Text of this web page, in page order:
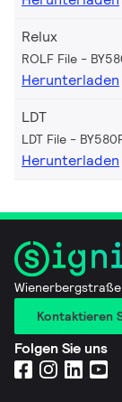
Relux
ROLF File -
Herunterladen
LDT
LDT File -
Herunterladen
Kontaktieren
Folgen Sie uns